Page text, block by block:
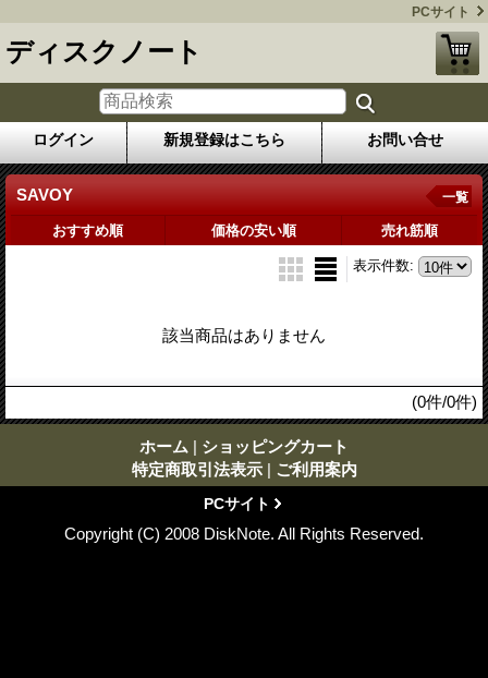
PCサイト
ディスクノート
ログイン 新規登録はこちら お問い合せ
SAVOY 一覧
おすすめ順 価格の安い順 売れ筋順
表示件数:
該当商品はありません
(0件/0件)
ホーム | ショッピングカート
特定商取引法表示 | ご利用案内
PCサイト
Copyright (C) 2008 DiskNote. All Rights Reserved.